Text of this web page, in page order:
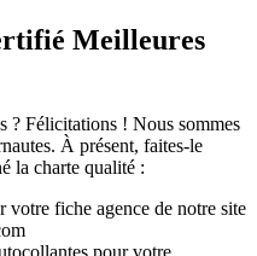
Meilleures
? Félicitations ! Nous sommes
À présent, faites-le
la charte qualité :
fiche agence de notre site
pour votre